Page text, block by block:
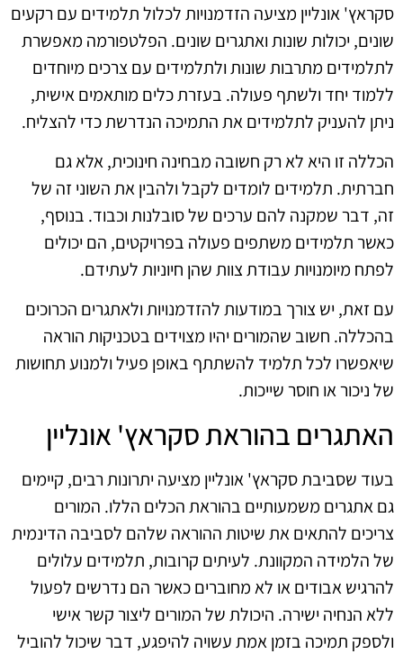
סקראץ' אונליין מציעה הזדמנויות לכלול תלמידים עם רקעים
שונים, יכולות שונות ואתגרים שונים. הפלטפורמה מאפשרת
לתלמידים מתרבות שונות ולתלמידים עם צרכים מיוחדים
ללמוד יחד ולשתף פעולה. בעזרת כלים מותאמים אישית,
ניתן להעניק לתלמידים את התמיכה הנדרשת כדי להצליח.
הכללה זו היא לא רק חשובה מבחינה חינוכית, אלא גם
חברתית. תלמידים לומדים לקבל ולהבין את השוני זה של
זה, דבר שמקנה להם ערכים של סובלנות וכבוד. בנוסף,
כאשר תלמידים משתפים פעולה בפרויקטים, הם יכולים
לפתח מיומנויות עבודת צוות שהן חיוניות לעתידם.
עם זאת, יש צורך במודעות להזדמנויות ולאתגרים הכרוכים
בהכללה. חשוב שהמורים יהיו מצוידים בטכניקות הוראה
שיאפשרו לכל תלמיד להשתתף באופן פעיל ולמנוע תחושות
של ניכור או חוסר שייכות.
האתגרים בהוראת סקראץ' אונליין
בעוד שסביבת סקראץ' אונליין מציעה יתרונות רבים, קיימים
גם אתגרים משמעותיים בהוראת הכלים הללו. המורים
צריכים להתאים את שיטות ההוראה שלהם לסביבה הדינמית
של הלמידה המקוונת. לעיתים קרובות, תלמידים עלולים
להרגיש אבודים או לא מחוברים כאשר הם נדרשים לפעול
ללא הנחיה ישירה. היכולת של המורים ליצור קשר אישי
ולספק תמיכה בזמן אמת עשויה להיפגע, דבר שיכול להוביל